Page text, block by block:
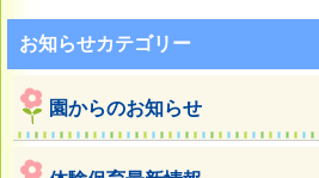
お知らせカテゴリー
園からのお知らせ